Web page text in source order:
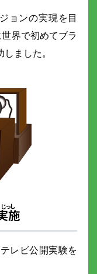
ョンの実現を目
界で初めてブラ
ました。
施
レビ公開実験を